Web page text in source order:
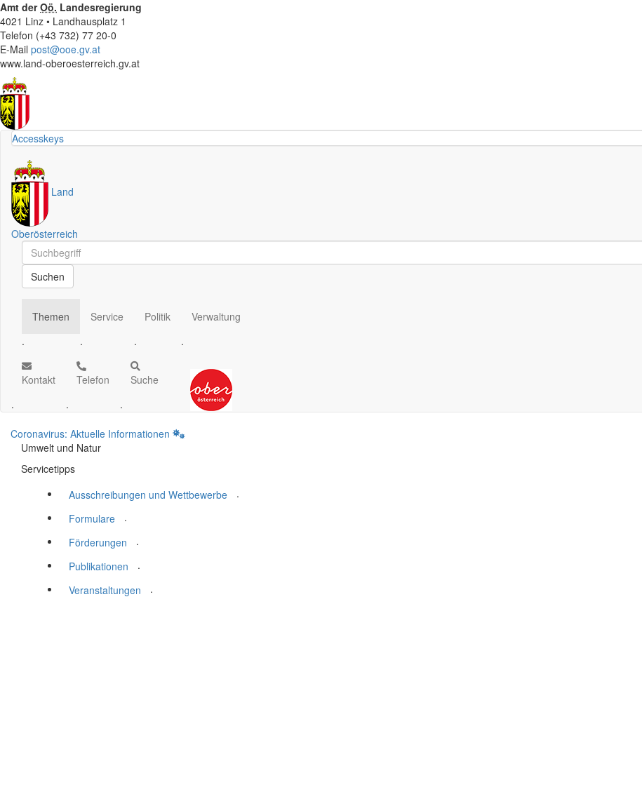
Amt derOö. Landesregierung
4021 Linz • Landhausplatz 1
Telefon (+43 732) 77 20-0
E-Mail post@ooe.gv.at
www.land-oberoesterreich.gv.at
Accesskeys
Land
Oberösterreich
Schnellsuche
Schnellsuche
Suchen
Themen
.
Service
.
Politik
.
Verwaltung
.
Kontakt
.
Telefon
.
Suche
.
Coronavirus: Aktuelle Informationen
Umwelt und Natur
Servicetipps
Ausschreibungen und Wettbewerbe
.
Formulare
.
Förderungen
.
Publikationen
.
Veranstaltungen
.